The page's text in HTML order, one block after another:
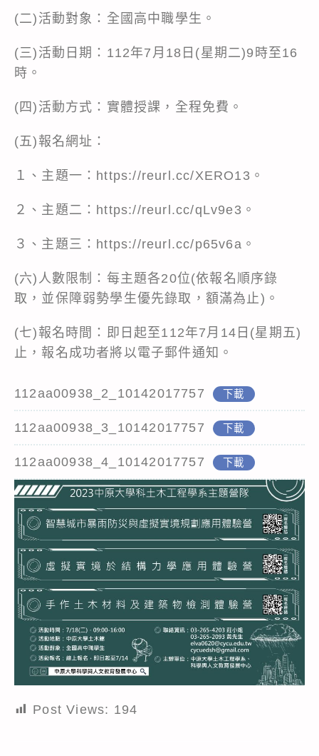
(二)活動對象：全國高中職學生。
(三)活動日期：112年7月18日(星期二)9時至16
時。
(四)活動方式：實體授課，全程免費。
(五)報名網址：
１、主題一： https://reurl.cc/XERO13 。
２、主題二： https://reurl.cc/qLv9e3 。
３、主題三： https://reurl.cc/p65v6a 。
(六)人數限制：每主題各20位(依報名順序錄
取，並保障弱勢學生優先錄取，額滿為止)。
(七)報名時間：即日起至112年7月14日(星期五)
止，報名成功者將以電子郵件通知。
112aa00938_2_10142017757 下載
112aa00938_3_10142017757 下載
112aa00938_4_10142017757 下載
Post Views: 194